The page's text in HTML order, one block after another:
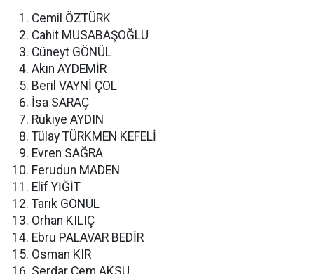
Cemil ÖZTÜRK
Cahit MUSABAŞOĞLU
Cüneyt GÖNÜL
Akın AYDEMİR
Beril VAYNİ ÇOL
İsa SARAÇ
Rukiye AYDIN
Tülay TÜRKMEN KEFELİ
Evren SAĞRA
Ferudun MADEN
Elif YİĞİT
Tarık GÖNÜL
Orhan KILIÇ
Ebru PALAVAR BEDİR
Osman KIR